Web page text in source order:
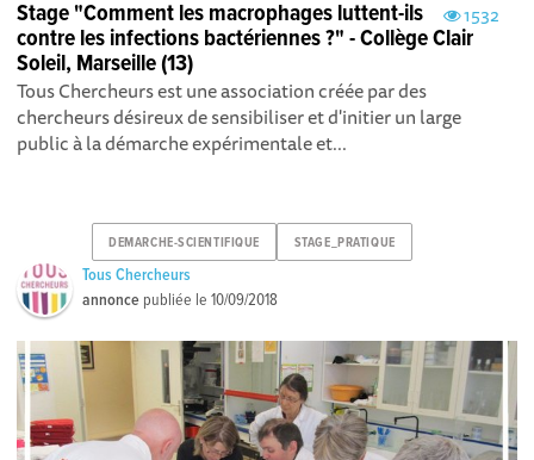
1532
Stage "Comment les macrophages luttent-ils
contre les infections bactériennes ?" - Collège Clair
Soleil, Marseille (13)
Tous Chercheurs est une association créée par des
chercheurs désireux de sensibiliser et d'initier un large
public à la démarche expérimentale et...
DEMARCHE-SCIENTIFIQUE STAGE_PRATIQUE
Tous Chercheurs
annonce publiée le10/09/2018